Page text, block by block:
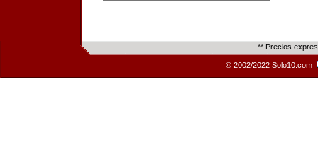
** Precios
© 2002/2022 Solo10.com